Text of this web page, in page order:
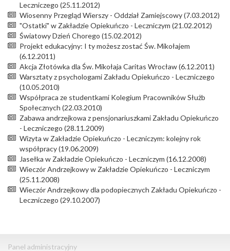
Leczniczego (25.11.2012)
Wiosenny Przegląd Wierszy - Oddział Zamiejscowy (7.03.2012)
"Ostatki" w Zakładzie Opiekuńczo - Leczniczym (21.02.2012)
Światowy Dzień Chorego (15.02.2012)
Projekt edukacyjny: I ty możesz zostać Św. Mikołajem
(6.12.2011)
Akcja Złotówka dla Św. Mikołaja Caritas Wrocław (6.12.2011)
Warsztaty z psychologami Zakładu Opiekuńczo - Leczniczego
(10.05.2010)
Współpraca ze studentkami Kolegium Pracowników Służb
Społecznych (22.03.2010)
Zabawa andrzejkowa z pensjonariuszkami Zakładu Opiekuńczo
- Leczniczego (28.11.2009)
Wizyta w Zakładzie Opiekuńczo - Leczniczym: kolejny rok
współpracy (19.06.2009)
Jasełka w Zakładzie Opiekuńczo - Leczniczym (16.12.2008)
Wieczór Andrzejkowy w Zakładzie Opiekuńczo - Leczniczym
(25.11.2008)
Wieczór Andrzejkowy dla podopiecznych Zakładu Opiekuńczo -
Leczniczego (29.10.2007)
Panel administracyjny